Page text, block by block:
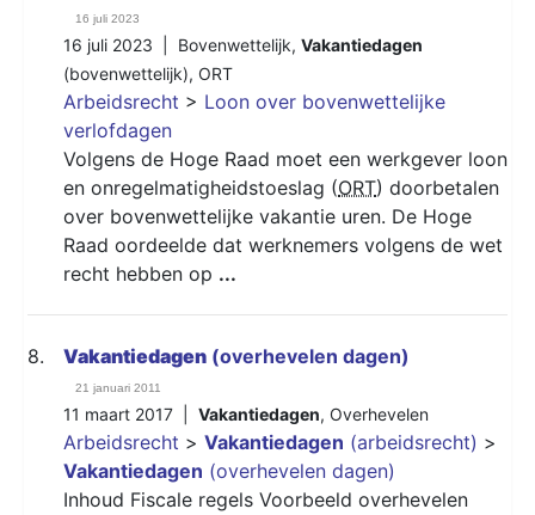
16 juli 2023
16 juli 2023 | Bovenwettelijk, Vakantiedagen
(bovenwettelijk), ORT
Arbeidsrecht > Loon over bovenwettelijke
verlofdagen
Volgens de Hoge Raad moet een werkgever loon
en onregelmatigheidstoeslag (ORT) doorbetalen
over bovenwettelijke vakantie uren. De Hoge
Raad oordeelde dat werknemers volgens de wet
recht hebben op ...
8. Vakantiedagen (overhevelen dagen)
21 januari 2011
11 maart 2017 | Vakantiedagen, Overhevelen
Arbeidsrecht > Vakantiedagen (arbeidsrecht) >
Vakantiedagen (overhevelen dagen)
Inhoud Fiscale regels Voorbeeld overhevelen